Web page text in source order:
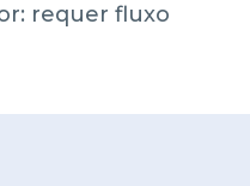
requer fluxo